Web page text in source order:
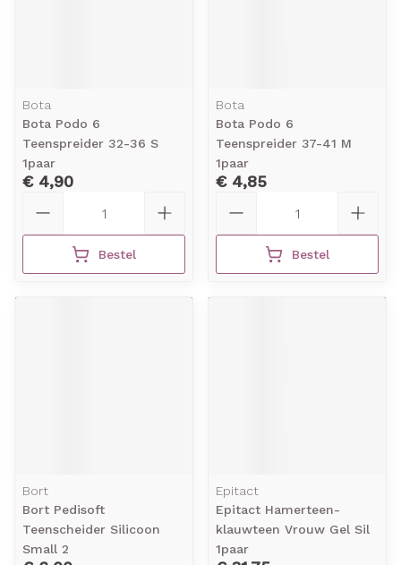
Bota
Bota Podo 6
Teenspreider 32-36 S
1paar
€ 4,90
Bestel
Bota
Bota Podo 6
Teenspreider 37-41 M
1paar
€ 4,85
Bestel
Bort
Bort Pedisoft
Teenscheider Silicoon
Small 2
Epitact
Epitact Hamerteen-
klauwteen Vrouw Gel Sil
1paar